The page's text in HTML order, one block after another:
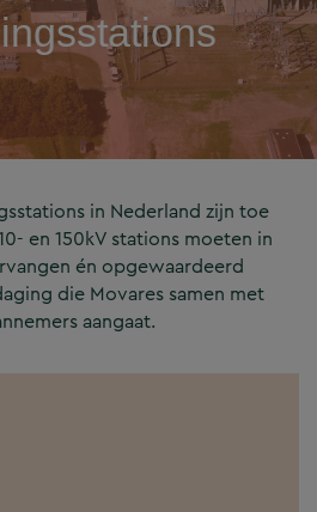
in Nederland zijn toe
en 150kV stations moeten in
én opgewaardeerd
die Movares samen met
aangaat.